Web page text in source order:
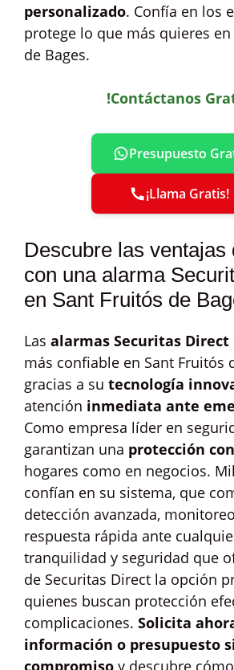
personalizado. Confía en los
protege lo que más quieres en
de Bages.
!Contáctanos
Presupuesto
¡Llama Gratis!
Descubre las ventajas
con una alarma
en Sant Fruitós de
Las alarmas Securitas Direct
más confiable en Sant Fruitós
gracias a su tecnología
atención inmediata ante
Como empresa líder en
garantizan una protección
hogares como en negocios.
confían en su sistema, que
detección avanzada,
respuesta rápida ante
tranquilidad y seguridad que
de Securitas Direct la opción
quienes buscan protección
complicaciones. Solicita
información o presupuesto
compromiso y descubre